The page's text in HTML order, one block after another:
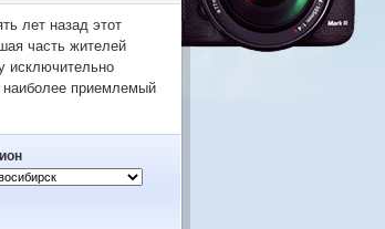
лет назад этот
часть жителей
исключительно
наиболее приемлемый